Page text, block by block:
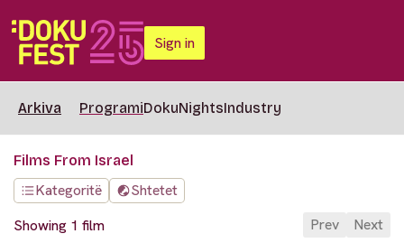
Sign in
Arkiva ProgramiDokuNightsIndustry
Films From Israel
Kategoritë
Shtetet
Showing 1 film
Prev Next